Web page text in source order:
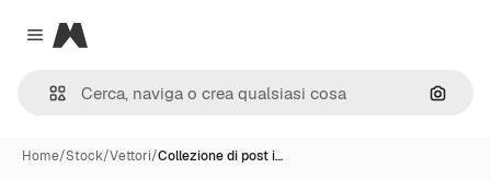
Close menu
Magnific
Cerca
Home/Stock/Vettori/Collezione di post i…